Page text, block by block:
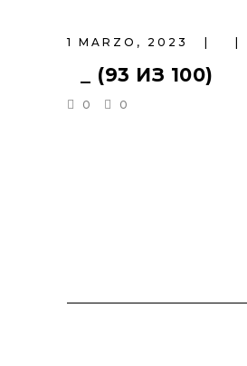
1 MARZO, 2023
_ (93 ИЗ 100)
0 0